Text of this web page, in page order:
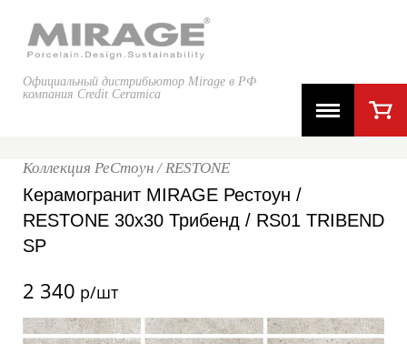
Официальный дистрибьютор Mirage в РФ
компания Credit Ceramica
Коллекция РеСтоун / RESTONE
Керамогранит MIRAGE Рестоун /
RESTONE 30x30 Трибенд / RS01 TRIBEND
SP
2 340 р/шт